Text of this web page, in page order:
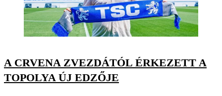
A CRVENA ZVEZDÁTÓL ÉRKEZETT A
TOPOLYA ÚJ EDZŐJE